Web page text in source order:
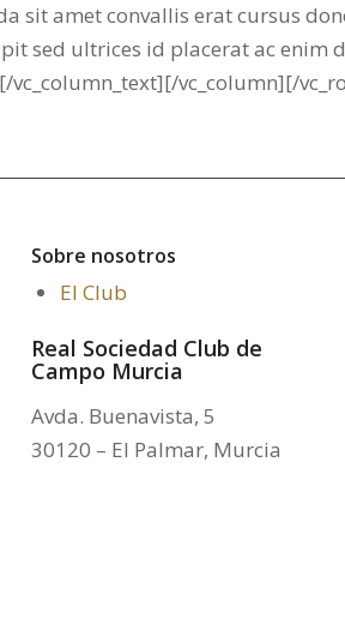
sit amet convallis erat cursus
sed ultrices id placerat ac enim
vc_column][/
Sobre nosotros
El Club
Real Sociedad Club de
Campo Murcia
Avda. Buenavista, 5
30120 – El Palmar, Murcia